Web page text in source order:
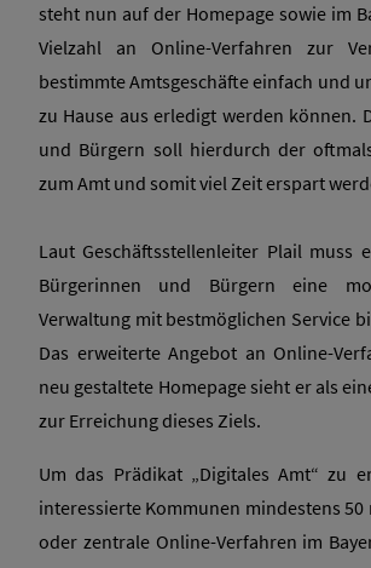
steht nun auf der Homepage sowie im
Vielzahl an Online-Verfahren zur
bestimmte Amtsgeschäfte einfach und
zu Hause aus erledigt werden können.
und Bürgern soll hierdurch der
zum Amt und somit viel Zeit erspart
Laut Geschäftsstellenleiter Plail muss
Bürgerinnen und Bürgern eine
Verwaltung mit bestmöglichen Service
Das erweiterte Angebot an Online-
neu gestaltete Homepage sieht er als
zur Erreichung dieses Ziels.
Um das Prädikat „Digitales Amt“ zu
interessierte Kommunen mindestens
oder zentrale Online-Verfahren im